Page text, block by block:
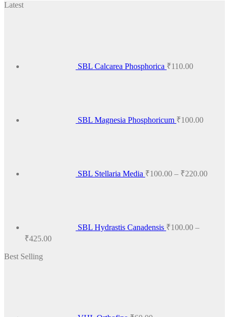
Latest
SBL Calcarea Phosphorica ₹110.00
SBL Magnesia Phosphoricum ₹100.00
SBL Stellaria Media ₹100.00 – ₹220.00
SBL Hydrastis Canadensis ₹100.00 –
₹425.00Price
Best Selling